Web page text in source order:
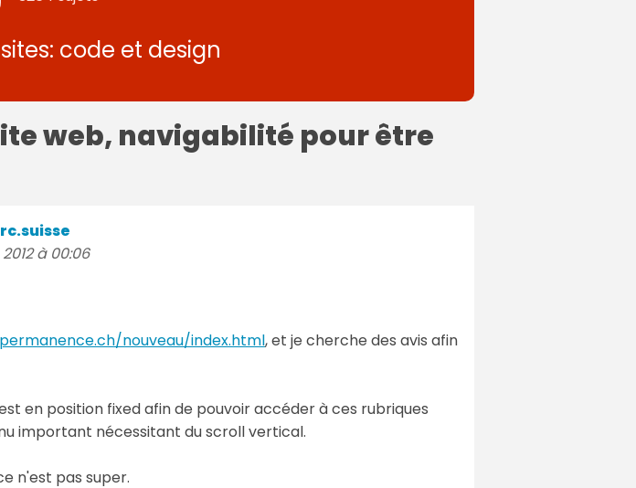
code et design
web, navigabilité pour être
2012 à 00:06
nouveau/index.html, et je cherche des avis afin
en position fixed afin de pouvoir accéder à ces rubriques
important nécessitant du scroll vertical.
n'est pas super.